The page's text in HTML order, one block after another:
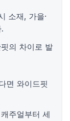
소재, 가을·
의 차이로 발
면 와이드핏
주얼부터 세